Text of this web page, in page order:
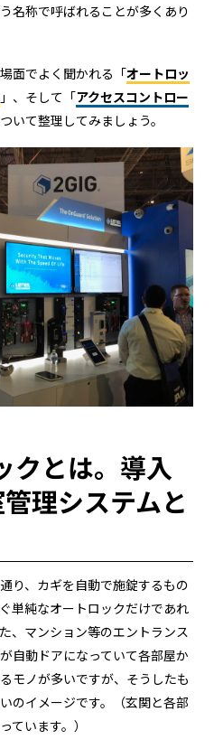
名称で呼ばれることが多くあり
面でよく聞かれる「オートロッ
」、そして「アクセスコントロー
いて整理してみましょう。
クとは。導入
理システムと
り、カギを自動で施錠するもの
単純なオートロックだけであれ
、マンション等のエントランス
自動ドアになっていて各部屋か
モノが多いですが、そうしたも
のイメージです。（玄関と各部
ています。）
た宿泊施設のキーレス化と
キー＆かぎ
の連携